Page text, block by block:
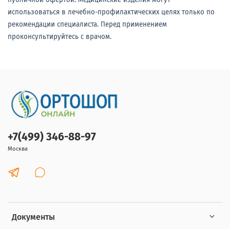
использоваться в лечебно-профилактических целях только по
рекомендации специалиста. Перед применением
проконсультируйтесь с врачом.
Документы
+7(499) 346-88-97
Москва